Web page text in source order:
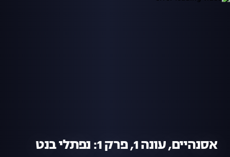
אסנהיים, עונה 1, פרק 1: נפתלי בנט